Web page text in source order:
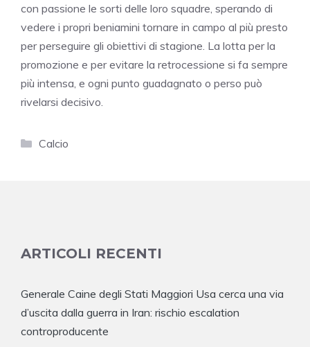
con passione le sorti delle loro squadre, sperando di
vedere i propri beniamini tornare in campo al più presto
per perseguire gli obiettivi di stagione. La lotta per la
promozione e per evitare la retrocessione si fa sempre
più intensa, e ogni punto guadagnato o perso può
rivelarsi decisivo.
Categorie
Calcio
ARTICOLI RECENTI
Generale Caine degli Stati Maggiori Usa cerca una via
d’uscita dalla guerra in Iran: rischio escalation
controproducente